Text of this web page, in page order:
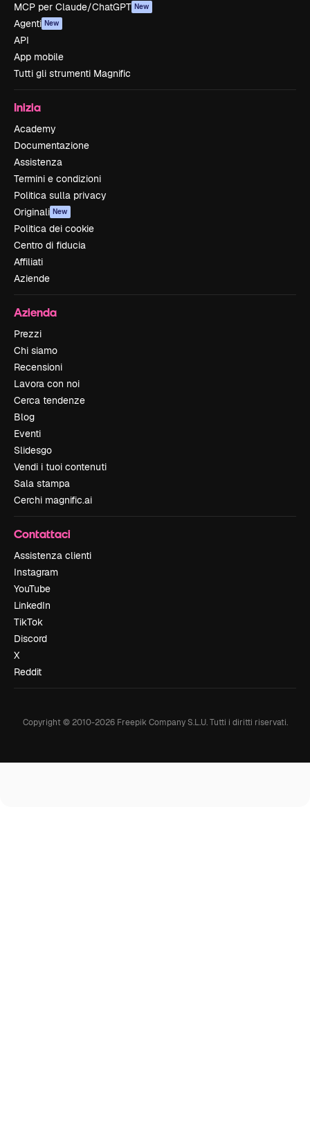
MCP per Claude/ChatGPT New
Agenti New
API
App mobile
Tutti gli strumenti Magnific
Inizia
Academy
Documentazione
Assistenza
Termini e condizioni
Politica sulla privacy
Originali New
Politica dei cookie
Centro di fiducia
Affiliati
Aziende
Azienda
Prezzi
Chi siamo
Recensioni
Lavora con noi
Cerca tendenze
Blog
Eventi
Slidesgo
Vendi i tuoi contenuti
Sala stampa
Cerchi magnific.ai
Contattaci
Assistenza clienti
Instagram
YouTube
LinkedIn
TikTok
Discord
X
Reddit
Copyright © 2010-2026Freepik Company S.L.U. Tutti i diritti riservati.